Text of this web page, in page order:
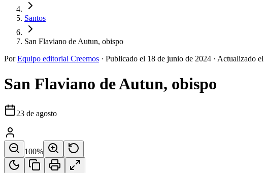
Santos
San Flaviano de Autun, obispo
Por Equipo editorial Creemos · Publicado el 18 de junio de 2024 · Actualizado el
San Flaviano de Autun, obispo
23 de agosto
100%